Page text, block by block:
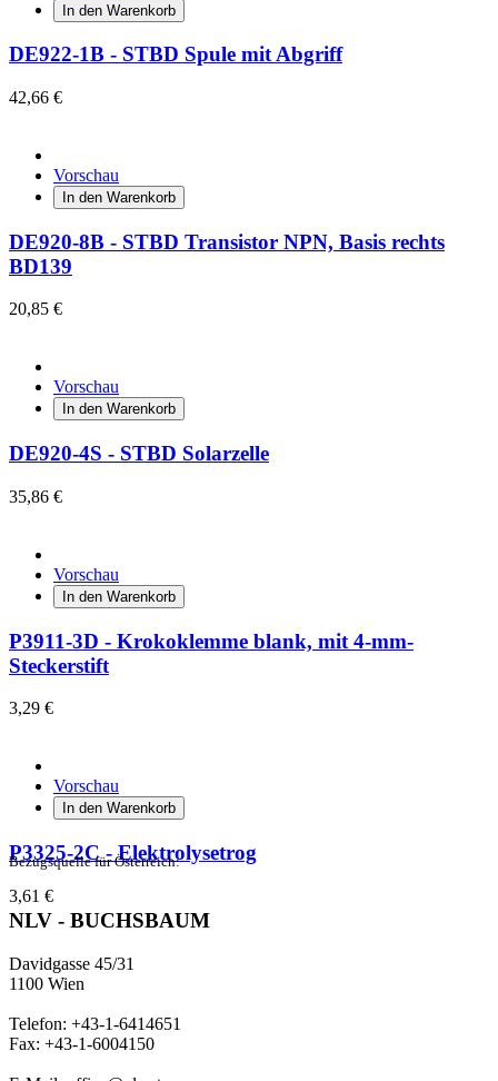
In den Warenkorb
DE922-1B - STBD Spule mit Abgriff
42,66 €
Vorschau
In den Warenkorb
DE920-8B - STBD Transistor NPN, Basis rechts
BD139
20,85 €
Vorschau
In den Warenkorb
DE920-4S - STBD Solarzelle
35,86 €
Vorschau
In den Warenkorb
P3911-3D - Krokoklemme blank, mit 4-mm-
Steckerstift
3,29 €
Vorschau
In den Warenkorb
P3325-2C - Elektrolysetrog
3,61 €
Bezugsquelle für Österreich:
NLV - BUCHSBAUM
Davidgasse 45/31
1100 Wien
Telefon: +43-1-6414651
Fax: +43-1-6004150